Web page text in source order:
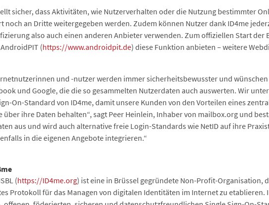
sicher, dass Aktivitäten, wie Nutzerverhalten oder die Nutzung bestimmter
noch an Dritte weitergegeben werden. Zudem können Nutzer dank ID4me
also auch einen anderen Anbieter verwenden. Zum offiziellen Start der
(https://www.androidpit.de) diese Funktion anbieten – weitere
und -nutzer werden immer sicherheitsbewusster und
und Google, die die so gesammelten Nutzerdaten auch auswerten. Wir
On-Standard von ID4me, damit unsere Kunden von den Vorteilen eines
über ihre Daten behalten“, sagt Peer Heinlein, Inhaber von mailbox.org und
aus und wird auch alternative freie Login-Standards wie NetID auf ihre
in die eigenen Angebote integrieren.“
(https://ID4me.org) ist eine in Brüssel gegründete Non-Profit-Organisation,
Protokoll für das Managen von digitalen Identitäten im Internet zu etablieren.